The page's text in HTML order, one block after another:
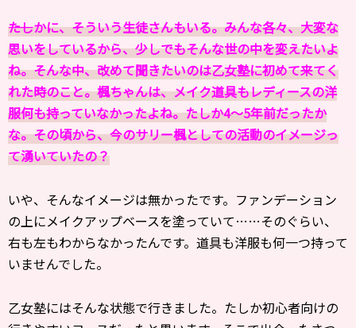
――たしかに、そういう生徒さんもいる。みんな各々、大変な
思いをしているから、少しでもそんな世の中を変えたいよ
ね。そんな中、改めて聞きたいのは乙女塾に初めて来てく
れた時のこと。楓ちゃんは、メイク道具もレディースの洋
服何も持っていなかったよね。たしか4〜5年前だったか
な。その頃から、今のサリー楓としての活動のイメージっ
て湧いていたの？
いや、そんなイメージは無かったです。ファンデーション
の上にメイクアップベースを塗っていて……そのぐらい、
右も左もわからなかったんです。道具も洋服も何一つ持って
いませんでした。
乙女塾にはそんな状態で行きました。たしか初心者向けの